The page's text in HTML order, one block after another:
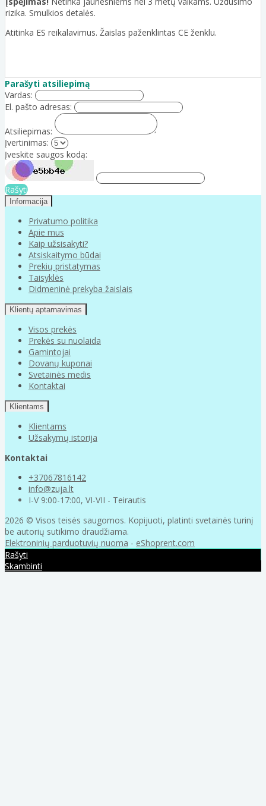
rizika. Smulkios detalės.
Atitinka ES reikalavimus. Žaislas paženklintas CE ženklu.
Parašyti atsiliepimą
Vardas:
El. pašto adresas:
Atsiliepimas:
Įvertinimas:
Įveskite saugos kodą:
Rašyti
Informacija
Privatumo politika
Apie mus
Kaip užsisakyti?
Atsiskaitymo būdai
Prekių pristatymas
Taisyklės
Didmeninė prekyba žaislais
Klientų aptarnavimas
Visos prekės
Prekės su nuolaida
Gamintojai
Dovanų kuponai
Svetainės medis
Kontaktai
Klientams
Klientams
Užsakymų istorija
Kontaktai
+37067816142
info@zuja.lt
I-V 9:00-17:00, VI-VII - Teirautis
2026 © Visos teisės saugomos. Kopijuoti, platinti svetainės turinį
be autorių sutikimo draudžiama.
Elektroninių parduotuvių nuoma - eShoprent.com
Rašyti
Skambinti